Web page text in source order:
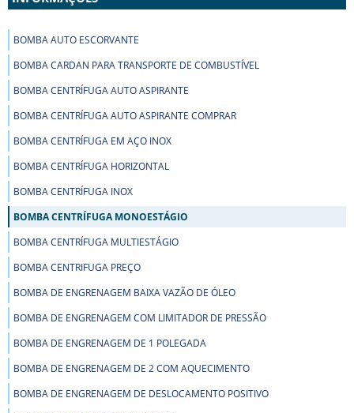
BOMBA AUTO ESCORVANTE
BOMBA CARDAN PARA TRANSPORTE DE COMBUSTÍVEL
BOMBA CENTRÍFUGA AUTO ASPIRANTE
BOMBA CENTRÍFUGA AUTO ASPIRANTE COMPRAR
BOMBA CENTRÍFUGA EM AÇO INOX
BOMBA CENTRÍFUGA HORIZONTAL
BOMBA CENTRÍFUGA INOX
BOMBA CENTRÍFUGA MONOESTÁGIO
BOMBA CENTRÍFUGA MULTIESTÁGIO
BOMBA CENTRIFUGA PREÇO
BOMBA DE ENGRENAGEM BAIXA VAZÃO DE ÓLEO
BOMBA DE ENGRENAGEM COM LIMITADOR DE PRESSÃO
BOMBA DE ENGRENAGEM DE 1 POLEGADA
BOMBA DE ENGRENAGEM DE 2 COM AQUECIMENTO
BOMBA DE ENGRENAGEM DE DESLOCAMENTO POSITIVO